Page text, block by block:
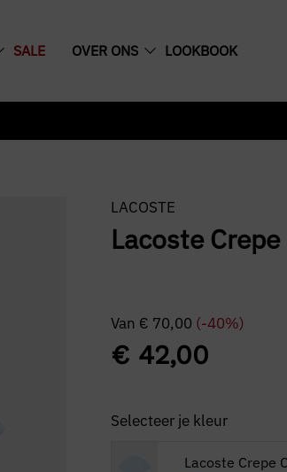
SALE OVER ONS LOOKBOOK
LACOSTE
Lacoste
Van € 70,00 (-40%)
€42,00
Selecteer je kleur
Lacoste Crepe